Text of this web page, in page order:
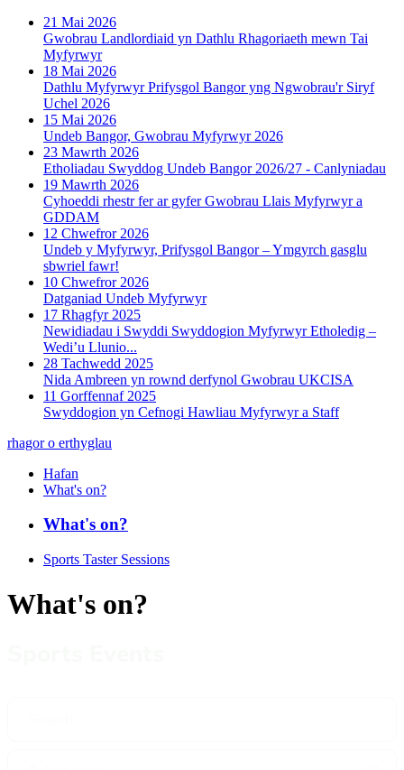
21 Mai 2026
Gwobrau Landlordiaid yn Dathlu Rhagoriaeth mewn Tai
Myfyrwyr
18 Mai 2026
Dathlu Myfyrwyr Prifysgol Bangor yng Ngwobrau'r Siryf
Uchel 2026
15 Mai 2026
Undeb Bangor, Gwobrau Myfyrwyr 2026
23 Mawrth 2026
Etholiadau Swyddog Undeb Bangor 2026/27 - Canlyniadau
19 Mawrth 2026
Cyhoeddi rhestr fer ar gyfer Gwobrau Llais Myfyrwyr a
GDDAM
12 Chwefror 2026
Undeb y Myfyrwyr, Prifysgol Bangor – Ymgyrch gasglu
sbwriel fawr!
10 Chwefror 2026
Datganiad Undeb Myfyrwyr
17 Rhagfyr 2025
Newidiadau i Swyddi Swyddogion Myfyrwyr Etholedig –
Wedi’u Llunio...
28 Tachwedd 2025
Nida Ambreen yn rownd derfynol Gwobrau UKCISA
11 Gorffennaf 2025
Swyddogion yn Cefnogi Hawliau Myfyrwyr a Staff
rhagor o erthyglau
Hafan
What's on?
What's on?
Sports Taster Sessions
What's on?